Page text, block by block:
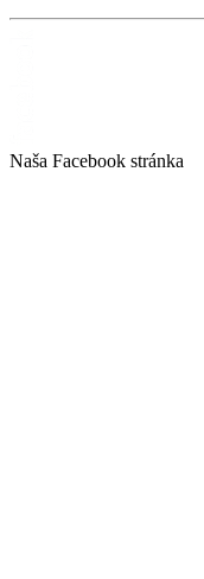
Naša Facebook stránka